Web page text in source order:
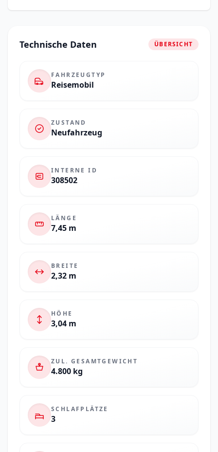
Technische Daten ÜBERSICHT
FAHRZEUGTYP
Reisemobil
ZUSTAND
Neufahrzeug
INTERNE ID
308502
LÄNGE
7,45 m
BREITE
2,32 m
HÖHE
3,04 m
ZUL. GESAMTGEWICHT
4.800 kg
SCHLAFPLÄTZE
3